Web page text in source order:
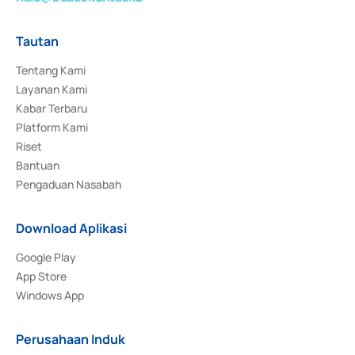
Tautan
Tentang Kami
Layanan Kami
Kabar Terbaru
Platform Kami
Riset
Bantuan
Pengaduan Nasabah
Download Aplikasi
Google Play
App Store
Windows App
Perusahaan Induk